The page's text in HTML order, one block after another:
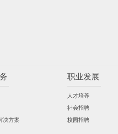
决方案
职业发展
人才培养
社会招聘
校园招聘